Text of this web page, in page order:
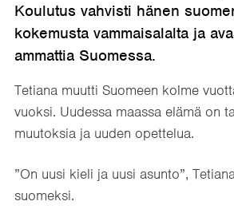
Koulutus vahvisti hänen
kokemusta vammaisalalta ja
ammattia Suomessa.
Tetiana muutti Suomeen kolme
vuoksi. Uudessa maassa elämä on
muutoksia ja uuden opettelua.
”On uusi kieli ja uusi asunto”,
suomeksi.